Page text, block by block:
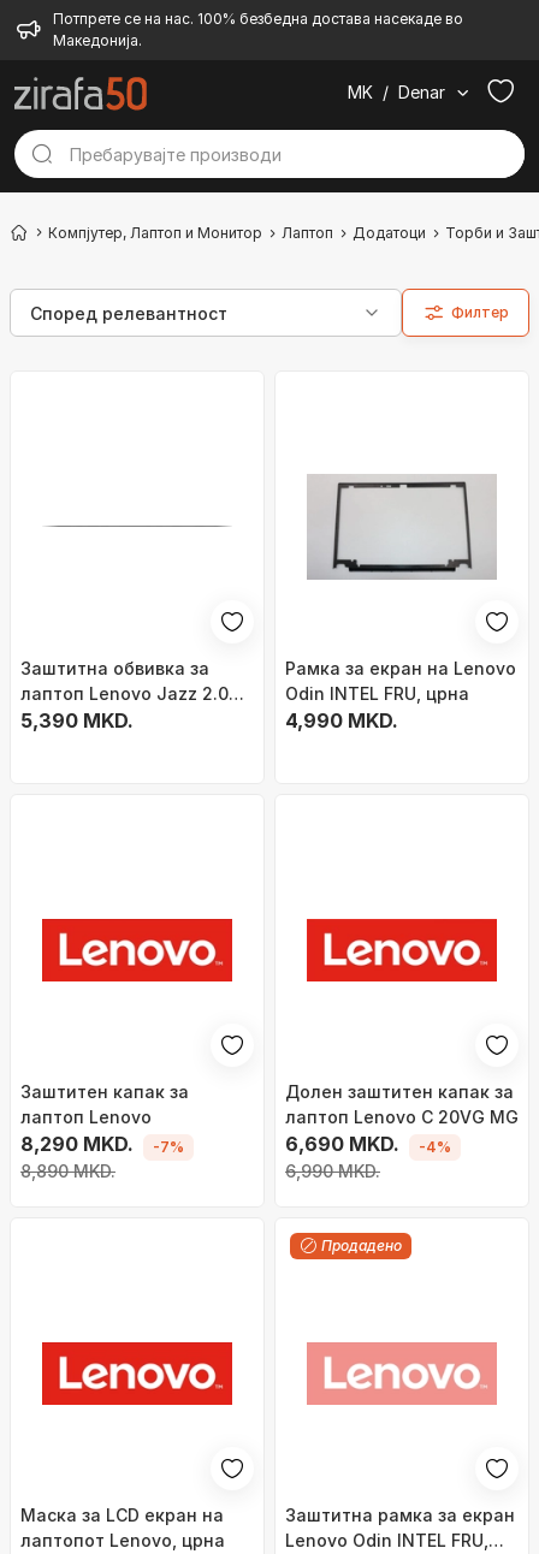
Потпрете се на нас. 100% безбедна достава насекаде во
Македонија.
MK / Denar
Компјутер, Лаптоп и Монитор Лаптоп Додатоци Торби и
Филтер
Заштитна обвивка за
лаптоп Lenovo Jazz 2.0
INTEL FRU
5,390 MKD.
Рамка за екран на Lenovo
Odin INTEL FRU, црна
4,990 MKD.
Заштитен капак за
лаптоп Lenovo
8,290 MKD.
8,890 MKD.
-7%
Долен заштитен капак за
лаптоп Lenovo C 20VG MG
6,690 MKD.
6,990 MKD.
-4%
Маска за LCD екран на
лаптопот Lenovo, црна
Продадено
Заштитна рамка за екран
Lenovo Odin INTEL FRU,